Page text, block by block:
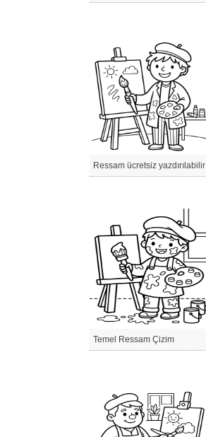
Ressam ücretsiz yazdırılabilir
Temel Ressam Çizim